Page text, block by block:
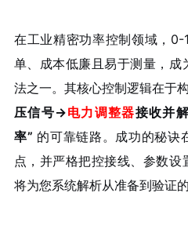
在工业精密功率控制领域，
单、成本低廉且易于测量，
法之一。其核心控制逻辑在于
压信号→电力调整器接收并
率” 的可靠链路。成功的秘诀
点，并严格把控接线、参数
将为您系统解析从准备到验证的